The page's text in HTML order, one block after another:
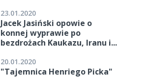
23.01.2020
Jacek Jasiński opowie o
konnej wyprawie po
bezdrożach Kaukazu, Iranu i...
20.01.2020
"Tajemnica Henriego Picka"